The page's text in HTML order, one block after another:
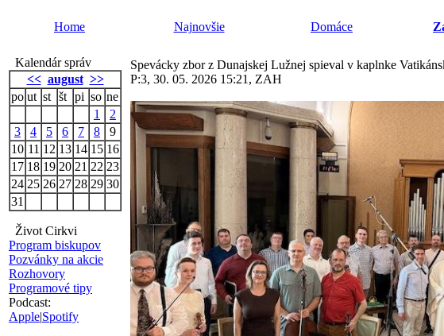
Home Najnovšie Domáce
Kalendár správ
<< august >>
po ut st št pi so ne
1
2
3
4 5 6 7 8
9
10 11 12 13 14 15 16
17 18 19 20 21 22 23
24 25 26 27 28 29 30
31
Život Cirkvi
Program biskupov
Pozvánky na akcie
Rozhovory
Programové tipy
Podcast:
Apple|Spotify
Spevácky zbor z Dunajskej Lužnej spieval v kaplnke
P:3, 30. 05. 2026 15:21, ZAH